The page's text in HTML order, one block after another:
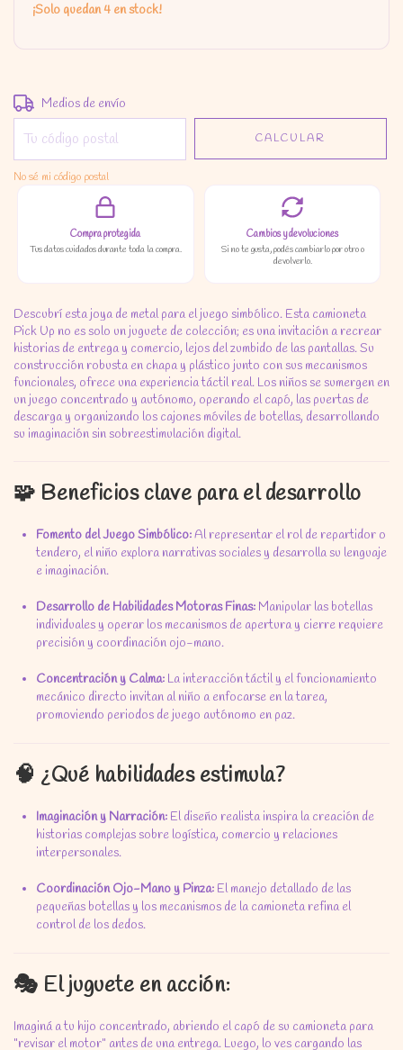
¡Solo quedan4 en stock!
Entregas para el CP:
Medios de envío
CALCULAR
No sé mi código postal
Compra protegida
Tus datos cuidados durante toda la compra.
Cambios y devoluciones
Si no te gusta, podés cambiarlo por otro o
devolverlo.
Descubrí esta joya de metal para el juego simbólico. Esta camioneta
Pick Up no es solo un juguete de colección; es una invitación a recrear
historias de entrega y comercio, lejos del zumbido de las pantallas.Su
construcción robusta en chapa y plástico junto con sus mecanismos
funcionales, ofrece una experiencia táctil real. Los niños se sumergen en
un juego concentrado y autónomo, operando el capó, las puertas de
descarga y organizando los cajones móviles de botellas, desarrollando
su imaginación sin sobreestimulación digital.
🧩 Beneficios clave para el desarrollo
Fomento del Juego Simbólico:Al representar el rol de repartidor o
tendero, el niño explora narrativas sociales y desarrolla su lenguaje
e imaginación.
Desarrollo de Habilidades Motoras Finas: Manipular las botellas
individuales y operar los mecanismos de apertura y cierre requiere
precisión y coordinación ojo-mano.
Concentración y Calma: La interacción táctil y el funcionamiento
mecánico directo invitan al niño a enfocarse en la tarea,
promoviendo periodos de juego autónomo en paz.
🧠 ¿Qué habilidades estimula?
Imaginación y Narración: El diseño realista inspira la creación de
historias complejas sobre logística, comercio y relaciones
interpersonales.
Coordinación Ojo-Mano y Pinza: El manejo detallado de las
pequeñas botellas y los mecanismos de la camioneta refina el
control de los dedos.
🎭 El juguete en acción:
Imaginá a tu hijo concentrado, abriendo el capó de su camioneta para
"revisar el motor" antes de una entrega. Luego, lo ves cargando las